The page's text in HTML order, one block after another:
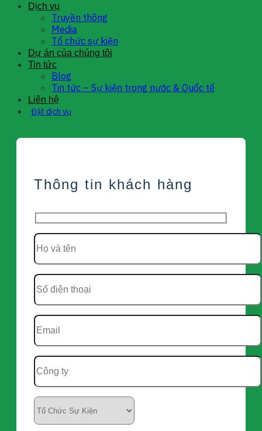
Dịch vụ
Truyền thông
Media
Tổ chức sự kiện
Dự án của chúng tôi
Tin tức
Blog
Tin tức – Sự kiện trong nước & Quốc tế
Liên hệ
Đặt dịch vụ
Thông tin khách hàng